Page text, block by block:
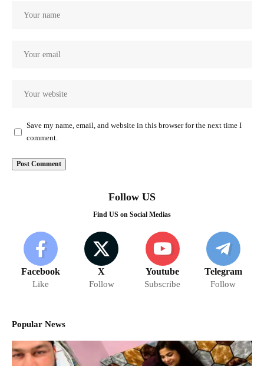
Save my name, email, and website in this browser for the next time I
comment.
Follow US
Find US on Social Medias
Facebook
Like
X
Follow
Youtube
Subscribe
Telegram
Follow
Popular News